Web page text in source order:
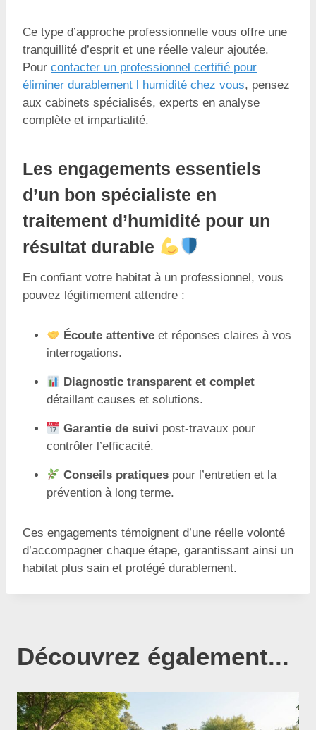
Ce type d’approche professionnelle vous offre une
tranquillité d’esprit et une réelle valeur ajoutée.
Pour contacter un professionnel certifié pour
éliminer durablement l humidité chez vous, pensez
aux cabinets spécialisés, experts en analyse
complète et impartialité.
Les engagements essentiels
d’un bon spécialiste en
traitement d’humidité pour un
résultat durable
En confiant votre habitat à un professionnel, vous
pouvez légitimement attendre :
Écoute attentive et réponses claires à vos
interrogations.
Diagnostic transparent et complet
détaillant causes et solutions.
Garantie de suivi post-travaux pour
contrôler l’efficacité.
Conseils pratiques pour l’entretien et la
prévention à long terme.
Ces engagements témoignent d’une réelle volonté
d’accompagner chaque étape, garantissant ainsi un
habitat plus sain et protégé durablement.
Découvrez également...